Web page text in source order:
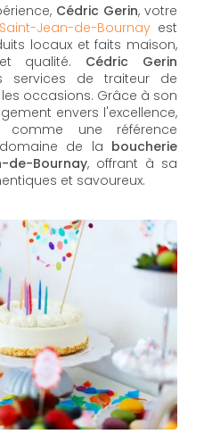
Cédric Gerin, votre
Jean-de-Bournay est
locaux et faits maison,
qualité. Cédric Gerin
services de traiteur de
occasions. Grâce à son
envers l'excellence,
comme une référence
de la boucherie
de-Bournay, offrant à sa
et savoureux.